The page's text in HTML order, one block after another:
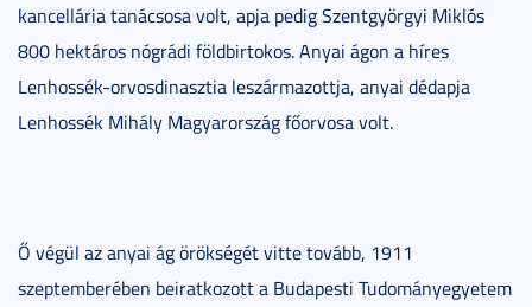
kancellária tanácsosa volt, apja pedig Szentgyörgyi Miklós
800 hektáros nógrádi földbirtokos. Anyai ágon a híres
Lenhossék-orvosdinasztia leszármazottja, anyai dédapja
Lenhossék Mihály Magyarország főorvosa volt.
Ő végül az anyai ág örökségét vitte tovább, 1911
szeptemberében beiratkozott a Budapesti Tudományegyetem